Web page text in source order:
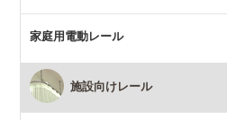
家庭用電動レール
施設向けレール